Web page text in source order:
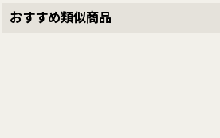
おすすめ類似商品